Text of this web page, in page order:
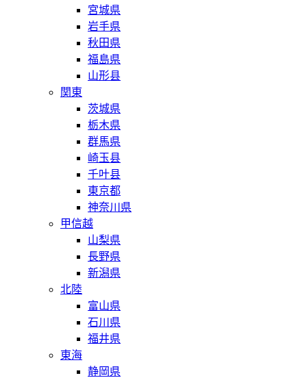
宮城県
岩手県
秋田県
福島県
山形县
関東
茨城県
栃木県
群馬県
崎玉县
千叶县
東京都
神奈川県
甲信越
山梨県
長野県
新潟県
北陸
富山県
石川県
福井県
東海
静岡県